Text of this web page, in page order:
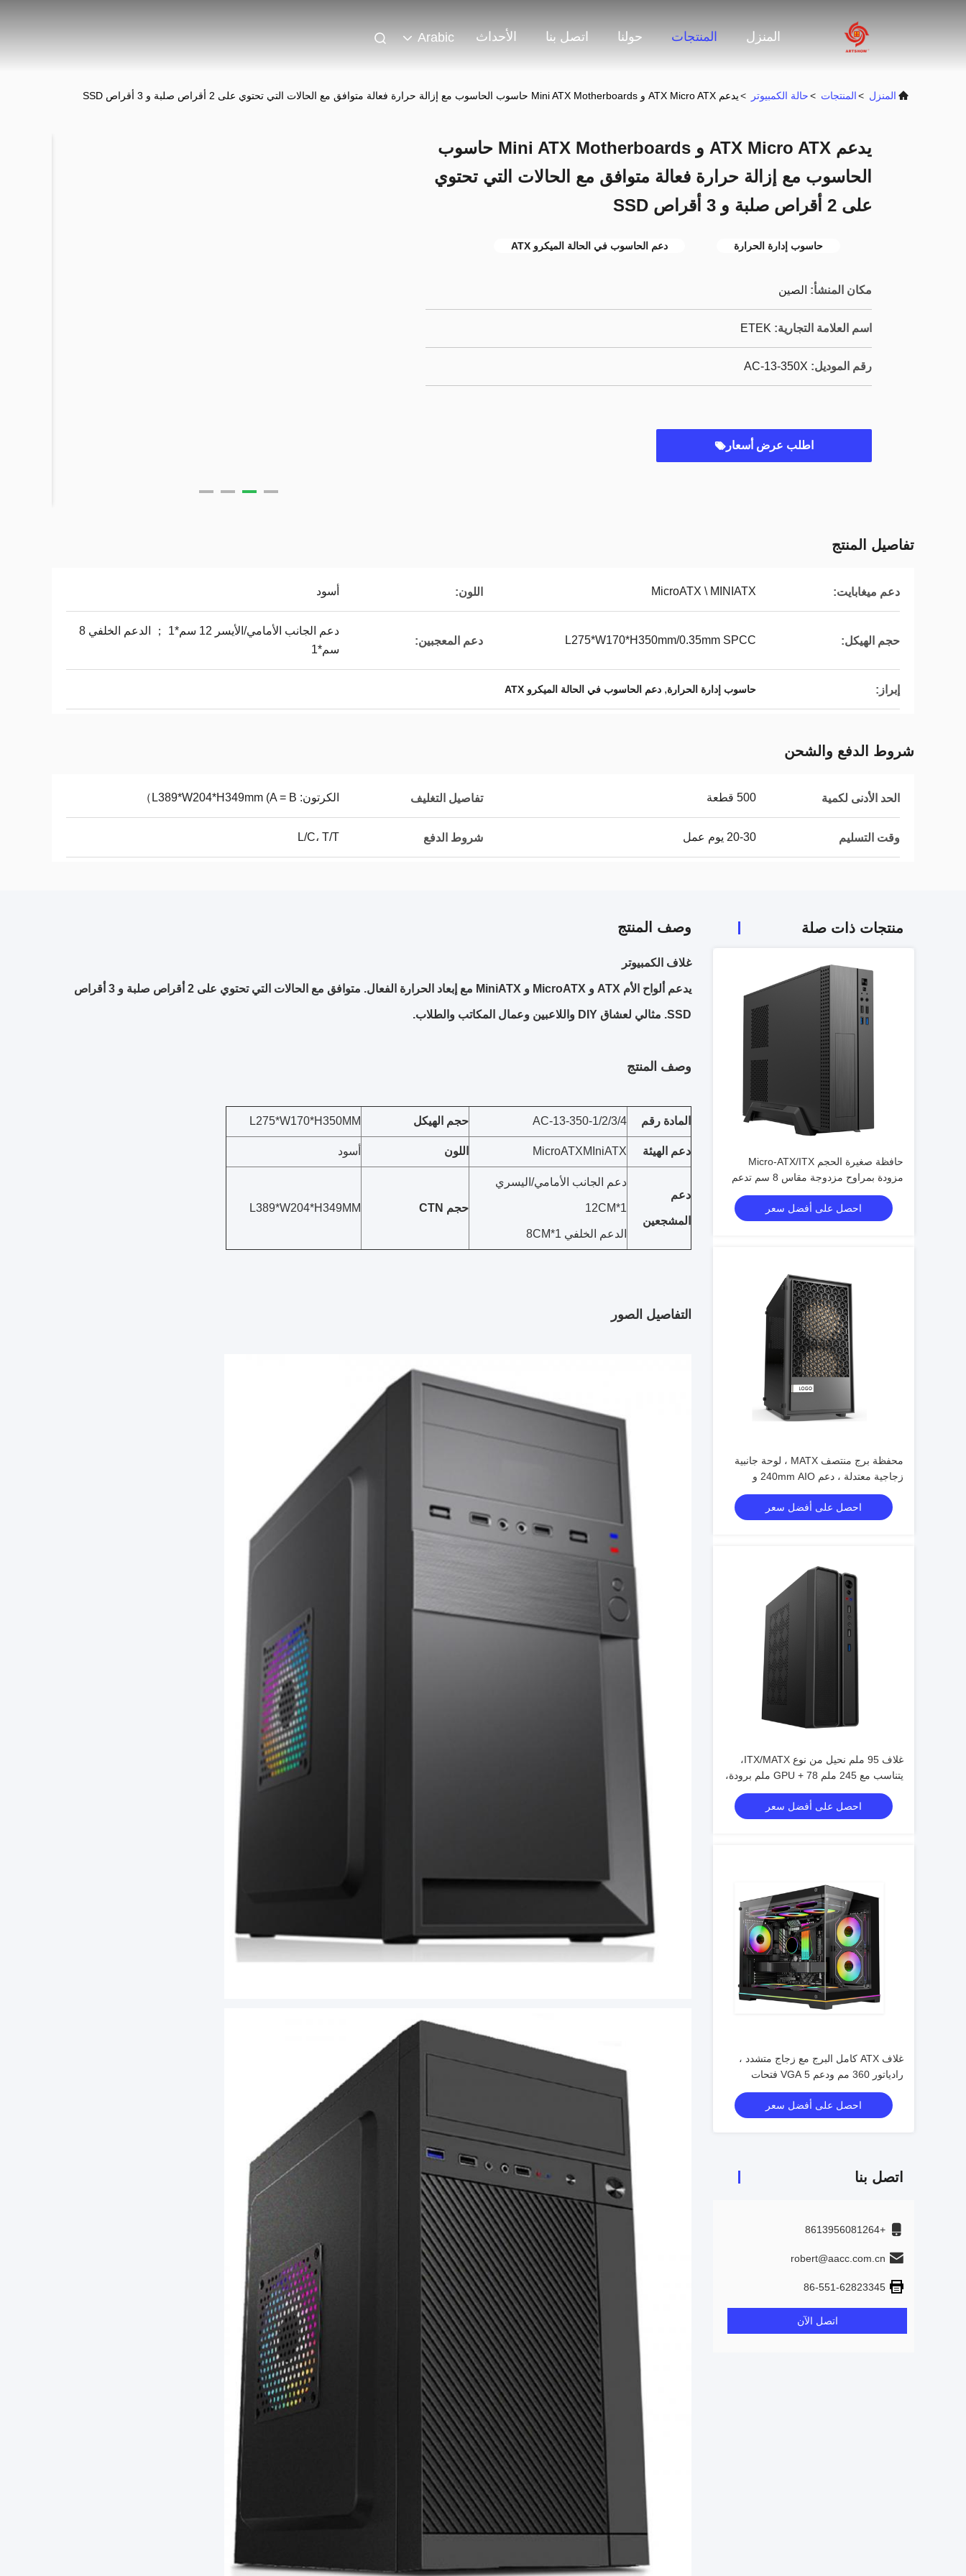
المنزل المنتجات حولنا اتصل بنا الأحداث Arabic
المنزل >المنتجات >حالة الكمبيوتر >يدعم ATX Micro ATX و Mini ATX Motherboards حاسوب الحاسوب مع إزالة حرارة فعالة متوافق مع الحالات التي تحتوي على 2 أقراص صلبة و 3 أقراص SSD
يدعم ATX Micro ATX و Mini ATX Motherboards حاسوب
الحاسوب مع إزالة حرارة فعالة متوافق مع الحالات التي تحتوي
على 2 أقراص صلبة و 3 أقراص SSD
حاسوب إدارة الحرارة دعم الحاسوب في الحالة الميكرو ATX
مكان المنشأ: الصين
اسم العلامة التجارية: ETEK
رقم الموديل: AC-13-350X
اطلب عرض أسعار
تفاصيل المنتج
دعم ميغابايت: MicroATX \ MINIATX اللون: أسود
حجم الهيكل: L275*W170*H350mm/0.35mm SPCC دعم المعجبين:
دعم الجانب الأمامي/الأيسر 12 سم*1 ； الدعم الخلفي 8
سم*1
إبراز: حاسوب إدارة الحرارة, دعم الحاسوب في الحالة الميكرو ATX
شروط الدفع والشحن
الحد الأدنى لكمية 500 قطعة تفاصيل التغليف الكرتون: L389*W204*H349mm (A = B）
وقت التسليم 20-30 يوم عمل شروط الدفع L/C، T/T
منتجات ذات صلة
حافظة صغيرة الحجم Micro-ATX/ITX
مزودة بمراوح مزدوجة مقاس 8 سم تدعم
وحدة معالجة الرسومات مقاس 245 مم
احصل على أفضل سعر
محفظة برج منتصف MATX ، لوحة جانبية
زجاجية معتدلة ، دعم 240mm AIO و
300mm GPU
احصل على أفضل سعر
غلاف 95 ملم نحيل من نوع ITX/MATX،
يتناسب مع 245 ملم GPU + 78 ملم برودة،
احصل على أفضل سعر
غلاف ATX كامل البرج مع زجاج متشدد ،
رادياتور 360 مم ودعم VGA 5 فتحات
احصل على أفضل سعر
اتصل بنا
+8613956081264
robert@aacc.com.cn
86-551-62823345
اتصل الآن
وصف المنتج
غلاف الكمبيوتر
يدعم ألواح الأم ATX و MicroATX و MiniATX مع إبعاد الحرارة الفعال. متوافق مع الحالات التي تحتوي على 2 أقراص صلبة و 3 أقراص
SSD. مثالي لعشاق DIY واللاعبين وعمال المكاتب والطلاب.
وصف المنتج
المادة رقم AC-13-350-1/2/3/4 حجم الهيكل L275*W170*H350MM
دعم الهيئة MicroATXMIniATX اللون أسود
دعم
المشجعين
دعم الجانب الأمامي/اليسري
12CM*1
الدعم الخلفي 8CM*1
حجم CTN L389*W204*H349MM
التفاصيل الصور